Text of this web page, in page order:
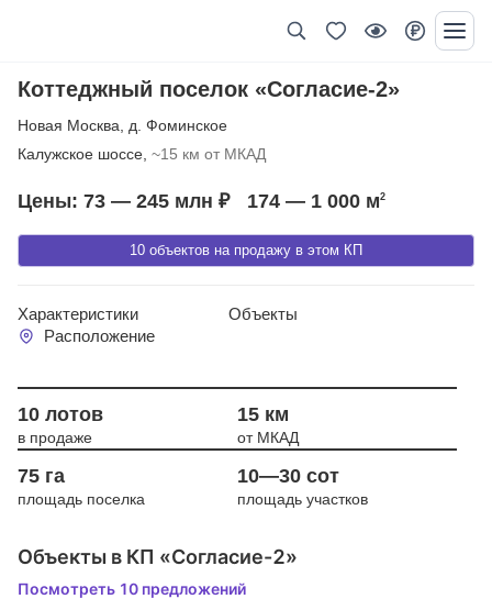
Коттеджный поселок «Согласие-2»
Новая Москва
д. Фоминское
Калужское шоссе, ~15 км от МКАД
10 объектов на продажу в этом КП
Цены: 73 — 245 млн ₽ 174 — 1 000 м2
Характеристики
Объекты
Расположение
10 лотов
в продаже
15 км
от МКАД
75 га
площадь поселка
10—30 сот
площадь участков
Объекты в КП «Согласие-2»
Посмотреть 10 предложений